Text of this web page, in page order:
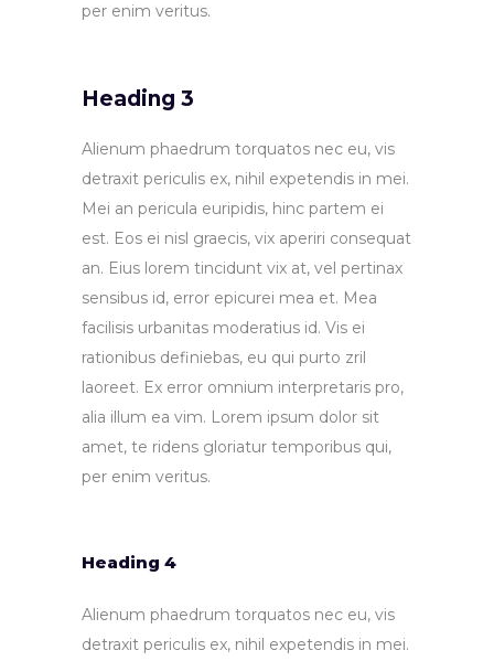
per enim veritus.
Heading 3
Alienum phaedrum torquatos nec eu, vis
detraxit periculis ex, nihil expetendis in mei.
Mei an pericula euripidis, hinc partem ei
est. Eos ei nisl graecis, vix aperiri consequat
an. Eius lorem tincidunt vix at, vel pertinax
sensibus id, error epicurei mea et. Mea
facilisis urbanitas moderatius id. Vis ei
rationibus definiebas, eu qui purto zril
laoreet. Ex error omnium interpretaris pro,
alia illum ea vim. Lorem ipsum dolor sit
amet, te ridens gloriatur temporibus qui,
per enim veritus.
Heading 4
Alienum phaedrum torquatos nec eu, vis
detraxit periculis ex, nihil expetendis in mei.